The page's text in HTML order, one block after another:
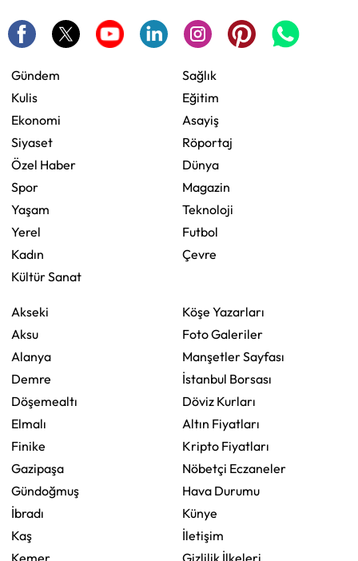
Gündem
Kulis
Ekonomi
Siyaset
Özel Haber
Spor
Yaşam
Yerel
Kadın
Kültür Sanat
Sağlık
Eğitim
Asayiş
Röportaj
Dünya
Magazin
Teknoloji
Futbol
Çevre
Akseki
Aksu
Alanya
Demre
Döşemealtı
Elmalı
Finike
Gazipaşa
Gündoğmuş
İbradı
Kaş
Köşe Yazarları
Foto Galeriler
Manşetler Sayfası
İstanbul Borsası
Döviz Kurları
Altın Fiyatları
Kripto Fiyatları
Nöbetçi Eczaneler
Hava Durumu
Künye
İletişim